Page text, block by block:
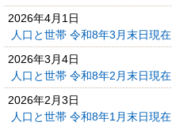
2026年4月1日
人口と世帯 令和8年3月末日現在
2026年3月4日
人口と世帯 令和8年2月末日現在
2026年2月3日
人口と世帯 令和8年1月末日現在